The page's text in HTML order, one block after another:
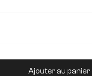
: Entrez
Ajouter au panier